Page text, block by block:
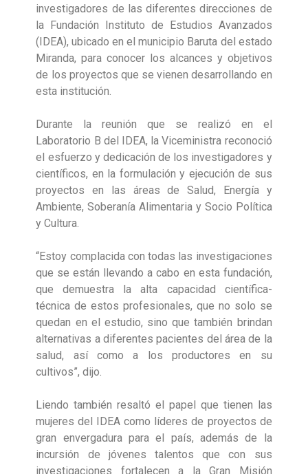
investigadores de las diferentes direcciones de
la Fundación Instituto de Estudios Avanzados
(IDEA), ubicado en el municipio Baruta del estado
Miranda, para conocer los alcances y objetivos
de los proyectos que se vienen desarrollando en
esta institución.
Durante la reunión que se realizó en el
Laboratorio B del IDEA, la Viceministra reconoció
el esfuerzo y dedicación de los investigadores y
científicos, en la formulación y ejecución de sus
proyectos en las áreas de Salud, Energía y
Ambiente, Soberanía Alimentaria y Socio Política
y Cultura.
“Estoy complacida con todas las investigaciones
que se están llevando a cabo en esta fundación,
que demuestra la alta capacidad científica-
técnica de estos profesionales, que no solo se
quedan en el estudio, sino que también brindan
alternativas a diferentes pacientes del área de la
salud, así como a los productores en su
cultivos”, dijo.
Liendo también resaltó el papel que tienen las
mujeres del IDEA como líderes de proyectos de
gran envergadura para el país, además de la
incursión de jóvenes talentos que con sus
investigaciones fortalecen a la Gran Misión